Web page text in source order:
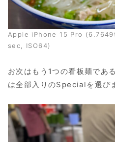
Apple iPhone 15 Pro
sec, ISO64)
お次はもう1つの看板麺であ
は全部入りのSpecialを選び